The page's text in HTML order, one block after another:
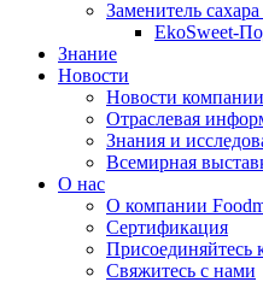
Заменитель
EkoSweet-
Знание
Новости
Новости компании
Отраслевая
Знания и
Всемирная
О нас
О компании
Сертификация
Присоединяйтесь
Свяжитесь с нами